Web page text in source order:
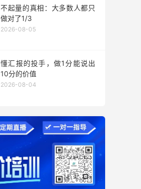
不起量的真相：大多数人都只
做对了1/3
2026-08-05
懂汇报的投手，做1分能说出
10分的价值
2026-08-04